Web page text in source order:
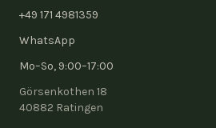
+49 171 4981359
WhatsApp
Mo–So, 9:00–17:00
Görsenkothen 18
40882 Ratingen